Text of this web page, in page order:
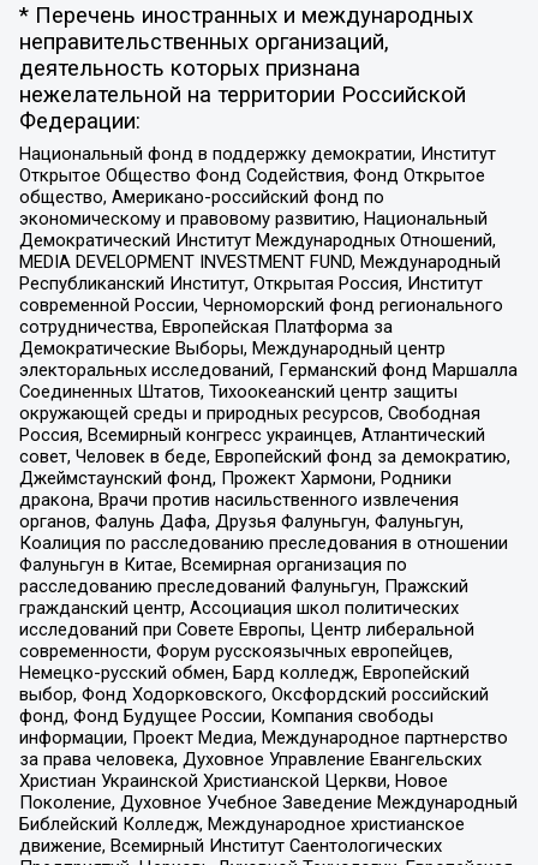
* Перечень иностранных и международных
неправительственных организаций,
деятельность которых признана
нежелательной на территории Российской
Федерации:
Национальный фонд в поддержку демократии, Институт
Открытое Общество Фонд Содействия, Фонд Открытое
общество, Американо-российский фонд по
экономическому и правовому развитию, Национальный
Демократический Институт Международных Отношений,
MEDIA DEVELOPMENT INVESTMENT FUND, Международный
Республиканский Институт, Открытая Россия, Институт
современной России, Черноморский фонд регионального
сотрудничества, Европейская Платформа за
Демократические Выборы, Международный центр
электоральных исследований, Германский фонд Маршалла
Соединенных Штатов, Тихоокеанский центр защиты
окружающей среды и природных ресурсов, Свободная
Россия, Всемирный конгресс украинцев, Атлантический
совет, Человек в беде, Европейский фонд за демократию,
Джеймстаунский фонд, Прожект Хармони, Родники
дракона, Врачи против насильственного извлечения
органов, Фалунь Дафа, Друзья Фалуньгун, Фалуньгун,
Коалиция по расследованию преследования в отношении
Фалуньгун в Китае, Всемирная организация по
расследованию преследований Фалуньгун, Пражский
гражданский центр, Ассоциация школ политических
исследований при Совете Европы, Центр либеральной
современности, Форум русскоязычных европейцев,
Немецко-русский обмен, Бард колледж, Европейский
выбор, Фонд Ходорковского, Оксфордский российский
фонд, Фонд Будущее России, Компания свободы
информации, Проект Медиа, Международное партнерство
за права человека, Духовное Управление Евангельских
Христиан Украинской Христианской Церкви, Новое
Поколение, Духовное Учебное Заведение Международный
Библейский Колледж, Международное христианское
движение, Всемирный Институт Саентологических